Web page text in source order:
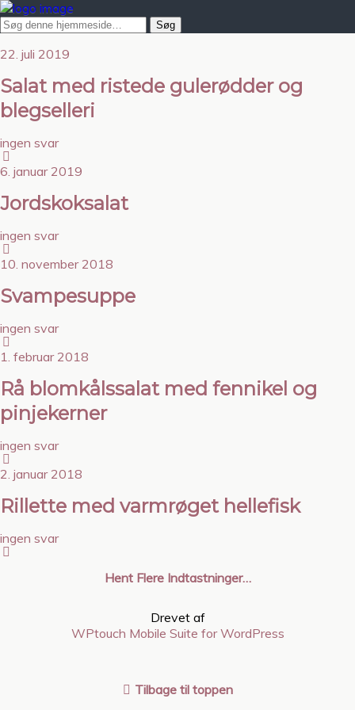
22. juli 2019
Salat med ristede gulerødder og
blegselleri
ingen svar
6. januar 2019
Jordskoksalat
ingen svar
10. november 2018
Svampesuppe
ingen svar
1. februar 2018
Rå blomkålssalat med fennikel og
pinjekerner
ingen svar
2. januar 2018
Rillette med varmrøget hellefisk
ingen svar
Hent Flere Indtastninger…
Drevet af
WPtouch Mobile Suite for WordPress
Tilbage til toppen